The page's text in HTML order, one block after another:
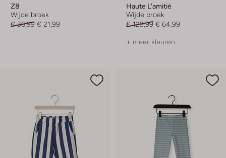
Z8
Wijde broek
€ 36,99 € 21,99
Haute L'amitié
Wijde broek
€ 129,99 € 64,99
+ meer kleuren